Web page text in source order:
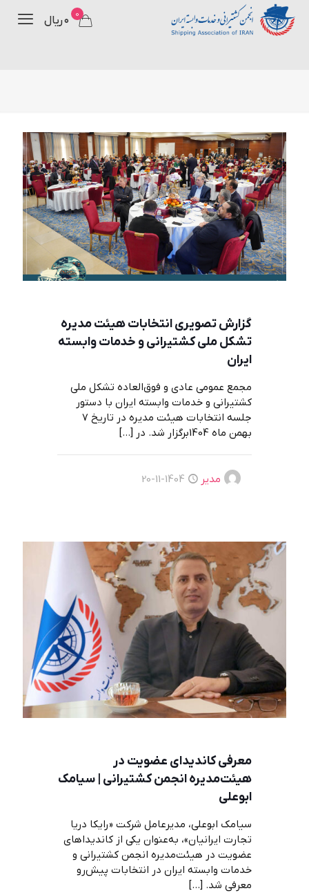
0 ۰ ریال
گزارش تصویری انتخابات هیئت مدیره
تشکل ملی کشتیرانی و خدمات وابسته
ایران
مجمع عمومی عادی و فوق‌العاده تشکل ملی
کشتیرانی و خدمات وابسته ایران با دستور
جلسه انتخابات هیئت مدیره در تاریخ 7
بهمن ماه 1404برگزار شد. در
[…]
مدیر 1404-11-20
معرفی کاندیدای عضویت در
هیئت‌مدیره انجمن کشتیرانی | سیامک
ابوعلی
سیامک ابوعلی، مدیرعامل شرکت «رایکا دریا
تجارت ایرانیان»، به‌عنوان یکی از کاندیداهای
عضویت در هیئت‌مدیره انجمن کشتیرانی و
خدمات وابسته ایران در انتخابات پیش‌رو
معرفی شد. […]